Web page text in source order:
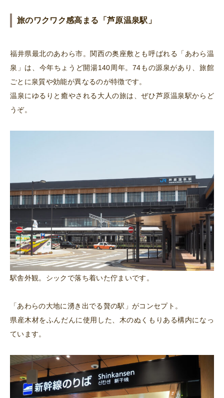
旅のワクワク感高まる「芦原温泉駅」
福井県最北のあわら市。関西の奥座敷とも呼ばれる「あわら温
泉」は、今年ちょうど開湯140周年。74もの源泉があり、旅館
ごとに泉質や効能が異なるのが特徴です。
温泉にゆるりと癒やされる大人の旅は、ぜひ芦原温泉駅からど
うぞ。
駅舎外観。シックで落ち着いた佇まいです。
「あわらの大地に湧き出でる贅の駅」がコンセプト。
県産木材をふんだんに使用した、木のぬくもりある構内になっ
ています。